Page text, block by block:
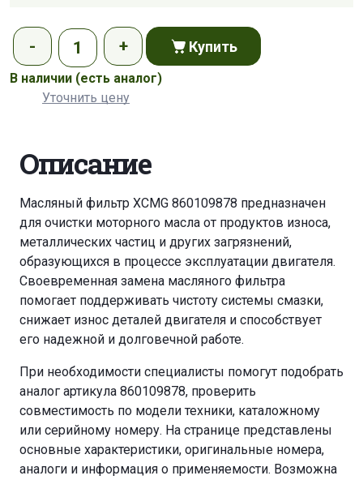
Купить
В наличии (есть аналог)
Уточнить цену
Описание
Масляный фильтр XCMG 860109878 предназначен
для очистки моторного масла от продуктов износа,
металлических частиц и других загрязнений,
образующихся в процессе эксплуатации двигателя.
Своевременная замена масляного фильтра
помогает поддерживать чистоту системы смазки,
снижает износ деталей двигателя и способствует
его надежной и долговечной работе.
При необходимости специалисты помогут подобрать
аналог артикула 860109878, проверить
совместимость по модели техники, каталожному
или серийному номеру. На странице представлены
основные характеристики, оригинальные номера,
аналоги и информация о применяемости. Возможна